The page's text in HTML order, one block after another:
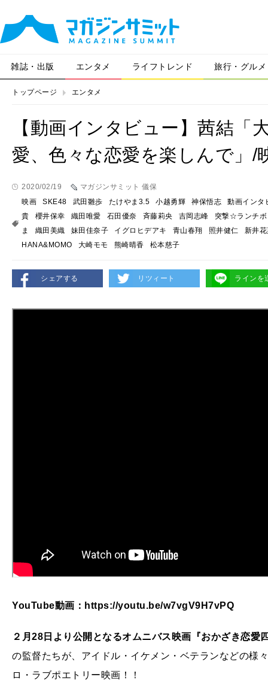
雑誌・出版 エンタメ ライフトレンド 旅行・グルメ
トップページ エンタメ
【動画インタビュー】茜結「
愛、色々な恋愛を楽しんで」/
2020/02/19
マガジンサミット 儀保
映画
SKE48 武田雛歩 たけやま3.5 小越勇輝 神保悟志
動画インタ
貴
櫻井保幸 織田唯愛 石田優奈 斉藤莉央 吉岡志峰
突撃☆ランチボ
ま
織田美織 妹田佳奈子 イグロヒデアキ 青山春翔 照井健仁
新井
HANA&MOMO
大崎モモ 熊崎晴香 松本慈子
シェアする リツィート ラインを
YouTube動画：https://youtu.be/w7vgV9H7vPQ
２月28日より公開となるオムニバス映画『おかざき恋愛
の監督たちが、アイドル・イケメン・ベテランなどの様
ロ・ラブポエトリー映画！！